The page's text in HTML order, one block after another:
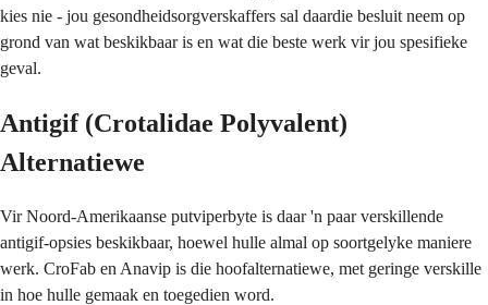
kies nie - jou gesondheidsorgverskaffers sal daardie besluit neem op
grond van wat beskikbaar is en wat die beste werk vir jou spesifieke
geval.
Antigif (Crotalidae Polyvalent)
Alternatiewe
Vir Noord-Amerikaanse putviperbyte is daar 'n paar verskillende
antigif-opsies beskikbaar, hoewel hulle almal op soortgelyke maniere
werk. CroFab en Anavip is die hoofalternatiewe, met geringe verskille
in hoe hulle gemaak en toegedien word.